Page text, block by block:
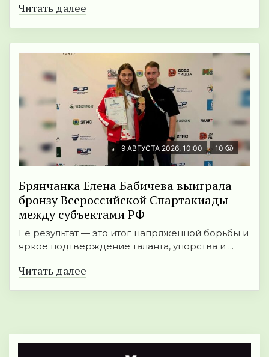
Читать далее
9 АВГУСТА 2026, 10:00 10
Брянчанка Елена Бабичева выиграла
бронзу Всероссийской Спартакиады
между субъектами РФ
Ее результат — это итог напряжённой борьбы и
яркое подтверждение таланта, упорства и ...
Читать далее